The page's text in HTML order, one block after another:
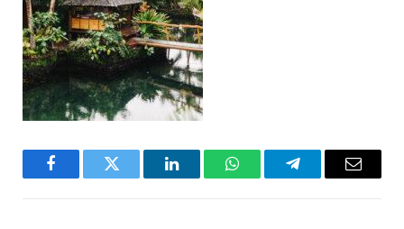
FacebookTwitter LinkedInWhatsAppTelegramEmail